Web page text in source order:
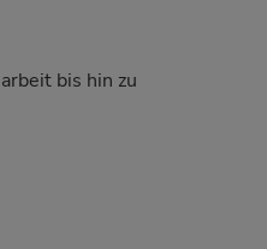
bis hin zu